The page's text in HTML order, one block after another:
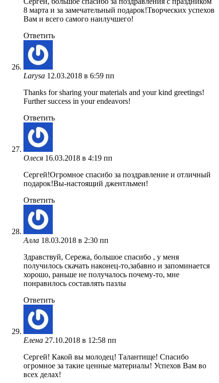
8 марта и за замечательный подарок!Творческих успехов
Вам и всего самого наилучшего!
Ответить
Larysa 12.03.2018 в 6:59 пп
Thanks for sharing your materials and your kind greetings!
Further success in your endeavors!
Ответить
Олеся 16.03.2018 в 4:19 пп
Сергей!Огромное спасибо за поздравление и отличный
подарок!Вы-настоящий джентльмен!
Ответить
Алла 18.03.2018 в 2:30 пп
Здравствуй, Сережа, большое спасибо , у меня
получилось скачать наконец-то,забавно и запоминается
хорошо, раньше не получалось почему-то, мне
понравилось составлять пазлы
Ответить
Елена 27.10.2018 в 12:58 пп
Сергей! Какой вы молодец! Талантище! Спасибо
огромное за такие ценные материалы! Успехов Вам во
всех делах!